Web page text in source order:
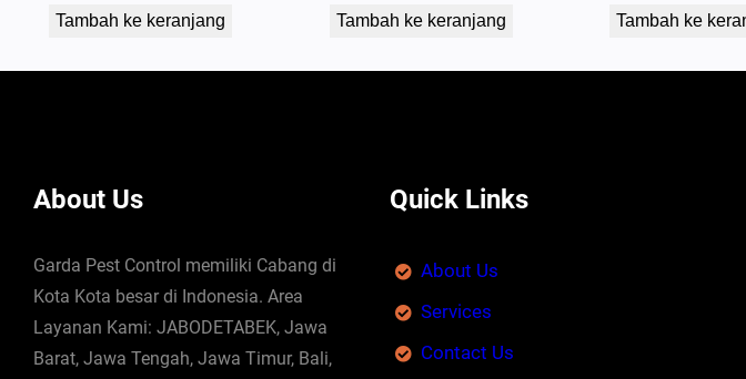
Tambah ke keranjang Tambah ke keranjang Tambah ke
About Us
Garda Pest Control memiliki Cabang di
Kota Kota besar di Indonesia. Area
Layanan Kami: JABODETABEK, Jawa
Barat, Jawa Tengah, Jawa Timur, Bali,
Quick Links
About Us
Services
Contact Us